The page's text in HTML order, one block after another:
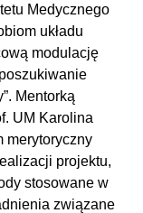
Medycznego
układu
modulację
Mentorką
UM Karolina
merytoryczny
projektu,
stosowane w
związane